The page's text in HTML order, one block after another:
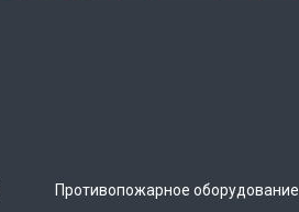
Противопожарное оборудование